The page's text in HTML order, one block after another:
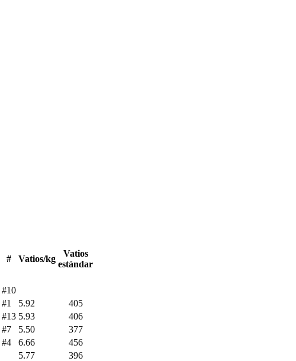
# Vatios/kg
Vatios
estándar
#10
#1 5.92
405
#13 5.93
406
#7 5.50
377
#4 6.66
456
5.77
396